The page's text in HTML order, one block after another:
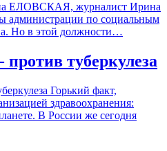
ЕЛОВСКАЯ, журналист Ирина
администрации по социальным
Но в этой должности…
туберкулеза
Горький факт,
здравоохранения:
В России же сегодня